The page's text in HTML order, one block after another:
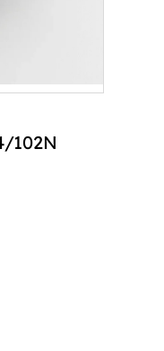
102N